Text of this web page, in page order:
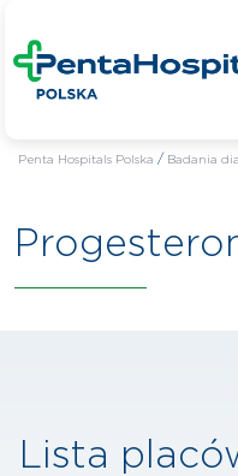
Penta Hospitals Polska / Badania
Lista